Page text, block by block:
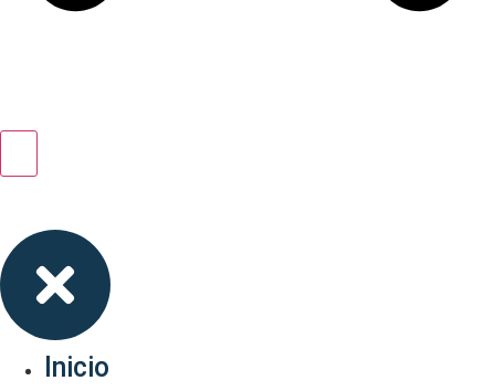
Inicio